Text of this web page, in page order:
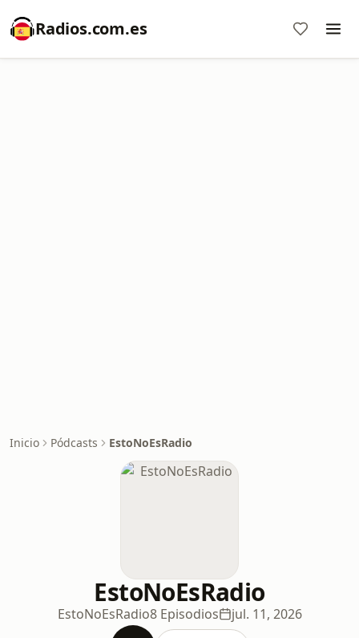
Radios.com.es
Inicio Pódcasts EstoNoEsRadio
EstoNoEsRadio
EstoNoEsRadio8 Episodios jul. 11, 2026